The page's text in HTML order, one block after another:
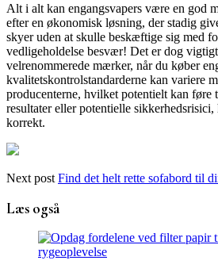
Alt i alt kan engangsvapers være en god
efter en økonomisk løsning, der stadig
skyer uden at skulle beskæftige sig med
vedligeholdelse besvær! Det er dog
velrenommerede mærker, når du køber
kvalitetskontrolstandarderne kan variere
producenterne, hvilket potentielt kan føre
resultater eller potentielle
korrekt.
Next post Find det helt rette sofabord til
Læs også